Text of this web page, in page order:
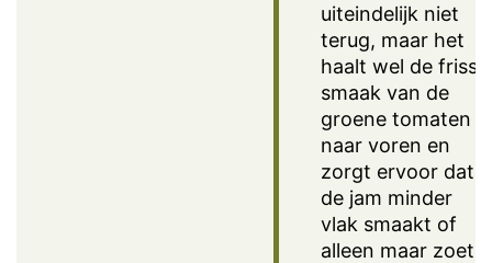
uiteindelijk niet
terug, maar het
haalt wel de frisse
smaak van de
groene tomaten
naar voren en
zorgt ervoor dat
de jam minder
vlak smaakt of
alleen maar zoet